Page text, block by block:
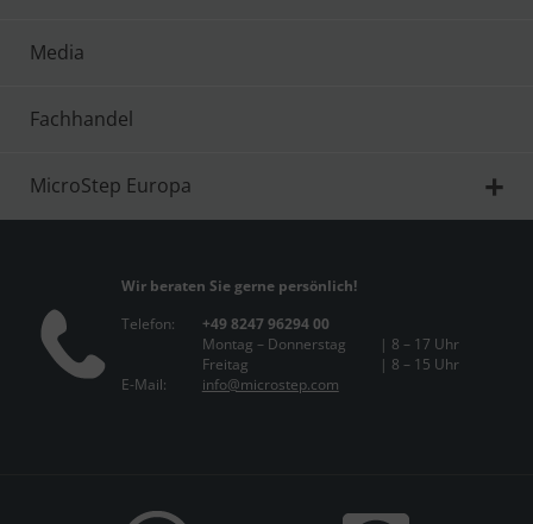
Media
Fachhandel
MicroStep Europa
Wir beraten Sie gerne persönlich!
Telefon:
+49 8247 96294 00
Montag – Donnerstag
| 8 – 17 Uhr
Freitag
| 8 – 15 Uhr
E-Mail:
info@microstep.com